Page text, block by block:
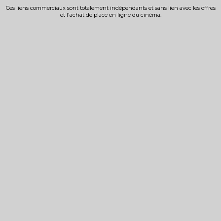
Ces liens commerciaux sont totalement indépendants et sans lien avec les offres
et l'achat de place en ligne du cinéma.